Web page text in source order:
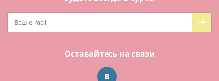
Оставайтесь на связи